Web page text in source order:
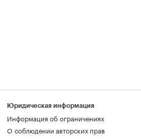
Юридическая информация
Информация об ограничениях
О соблюдении авторских прав